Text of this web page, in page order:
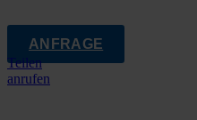
ANFRAGE
Teilen
anrufen